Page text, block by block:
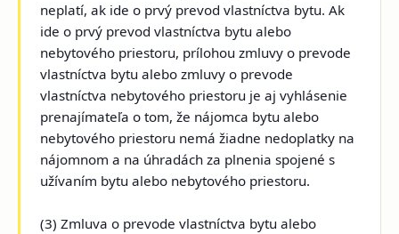
neplatí, ak ide o prvý prevod vlastníctva bytu. Ak
ide o prvý prevod vlastníctva bytu alebo
nebytového priestoru, prílohou zmluvy o prevode
vlastníctva bytu alebo zmluvy o prevode
vlastníctva nebytového priestoru je aj vyhlásenie
prenajímateľa o tom, že nájomca bytu alebo
nebytového priestoru nemá žiadne nedoplatky na
nájomnom a na úhradách za plnenia spojené s
užívaním bytu alebo nebytového priestoru.
(3) Zmluva o prevode vlastníctva bytu alebo